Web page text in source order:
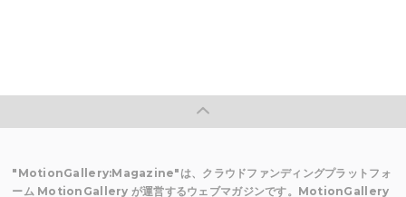
"MotionGallery:Magazine"は、クラウドファンディングプラットフォ
ーム MotionGallery が運営するウェブマガジンです。MotionGallery